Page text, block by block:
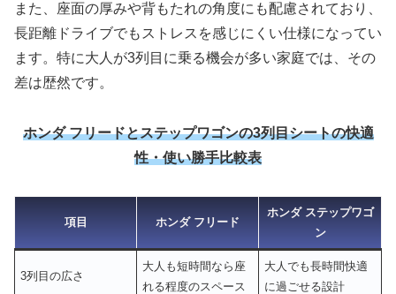
また、座面の厚みや背もたれの角度にも配慮されており、
長距離ドライブでもストレスを感じにくい仕様になってい
ます。特に大人が3列目に乗る機会が多い家庭では、その
差は歴然です。
ホンダ フリードとステップワゴンの3列目シートの快適
性・使い勝手比較表
項目 ホンダ フリード
ホンダ ステップワゴ
ン
3列目の広さ
大人も短時間なら座
れる程度のスペース
大人でも長時間快適
に過ごせる設計